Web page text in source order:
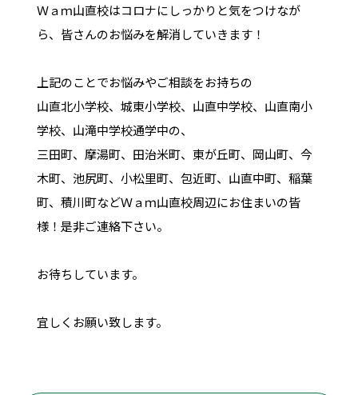
Ｗａｍ山直校はコロナにしっかりと気をつけなが
ら、皆さんのお悩みを解消していきます！
上記のことでお悩みやご相談をお持ちの
山直北小学校、城東小学校、山直中学校、山直南小
学校、山滝中学校通学中の、
三田町、摩湯町、田治米町、東が丘町、岡山町、今
木町、池尻町、小松里町、包近町、山直中町、稲葉
町、積川町などＷａｍ山直校周辺にお住まいの皆
様！是非ご連絡下さい。
お待ちしています。
宜しくお願い致します。